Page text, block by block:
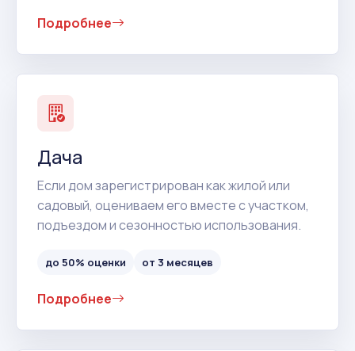
Подробнее
Дача
Если дом зарегистрирован как жилой или
садовый, оцениваем его вместе с участком,
подъездом и сезонностью использования.
до 50% оценки от 3 месяцев
Подробнее